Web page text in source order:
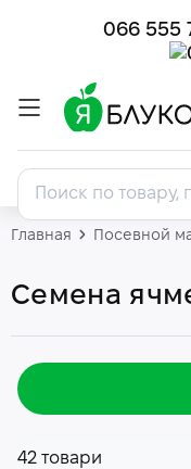
066 555
Главная Посевной
Семена
42 товари